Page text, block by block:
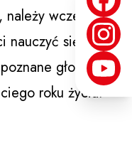
należy wcześniej
nauczyć się je
głoski na
roku życia.